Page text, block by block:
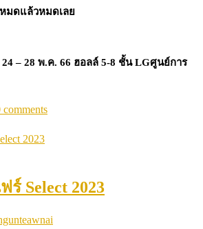
หมดแล้วหมดเลย
– 28 พ.ค. 66 ฮอลล์ 5-8 ชั้น LGศูนย์การ
comments
Select 2023